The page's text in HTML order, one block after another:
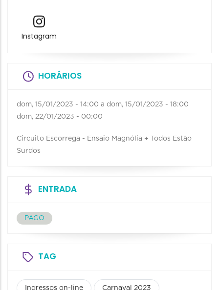
Instagram
HORÁRIOS
dom, 15/01/2023 - 14:00 a dom, 15/01/2023 - 18:00
dom, 22/01/2023 - 00:00
Circuito Escorrega - Ensaio Magnólia + Todos Estão
Surdos
ENTRADA
PAGO
TAG
Ingressos on-line Carnaval 2023